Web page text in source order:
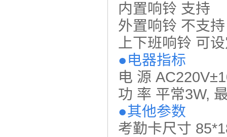
内置响铃 支持
外置响铃 不支持
上下班响铃 可
●电器指标
电 源
功 率 平常3W,
●其他参数
考勤卡尺寸